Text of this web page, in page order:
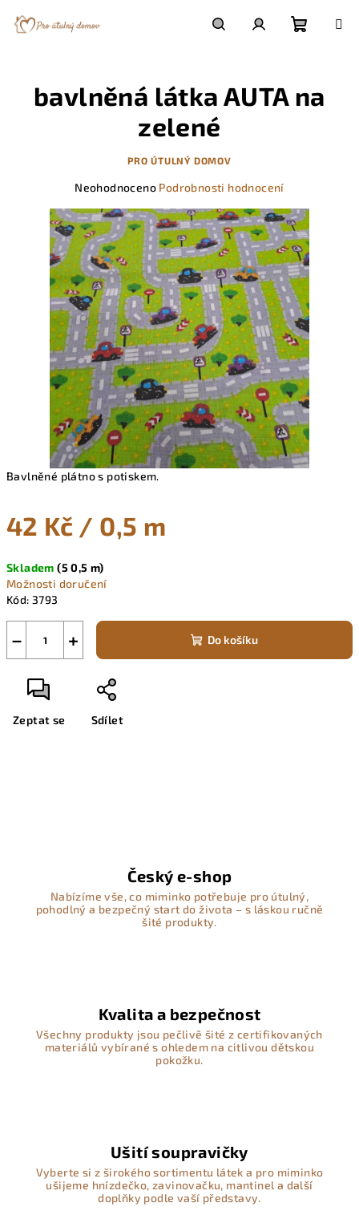
košík
Bavlněné plátno s potiskem.
42 Kč / 0,5 m
cena:
Skladem(5 0,5 m)
Možnosti doručení
Kód: 3793
+
− Do košíku
Zeptat se Sdílet
bavlněná látka AUTA na
zelené
PRO ÚTULNÝ DOMOV
Průměrné
produktu
je
0,0
z
5
hvězdiček.
Neohodnoceno Podrobnosti hodnocení
Český e-shop
Nabízíme vše, co miminko potřebuje pro útulný,
pohodlný a bezpečný start do života – s láskou ručně
šité produkty.
Kvalita a bezpečnost
Všechny produkty jsou pečlivě šité z certifikovaných
materiálů vybírané s ohledem na citlivou dětskou
pokožku.
Ušití soupravičky
Vyberte si z širokého sortimentu látek a pro miminko
ušijeme hnízdečko, zavinovačku, mantinel a další
doplňky podle vaší představy.